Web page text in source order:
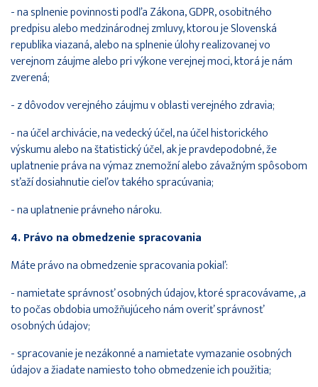
- na splnenie povinnosti podľa Zákona, GDPR, osobitného
predpisu alebo medzinárodnej zmluvy, ktorou je Slovenská
republika viazaná, alebo na splnenie úlohy realizovanej vo
verejnom záujme alebo pri výkone verejnej moci, ktorá je nám
zverená;
- z dôvodov verejného záujmu v oblasti verejného zdravia;
- na účel archivácie, na vedecký účel, na účel historického
výskumu alebo na štatistický účel, ak je pravdepodobné, že
uplatnenie práva na výmaz znemožní alebo závažným spôsobom
sťaží dosiahnutie cieľov takého spracúvania;
- na uplatnenie právneho nároku.
4. Právo na obmedzenie spracovania
Máte právo na obmedzenie spracovania pokiaľ:
- namietate správnosť osobných údajov, ktoré spracovávame, ,a
to počas obdobia umožňujúceho nám overiť správnosť
osobných údajov;
- spracovanie je nezákonné a namietate vymazanie osobných
údajov a žiadate namiesto toho obmedzenie ich použitia;